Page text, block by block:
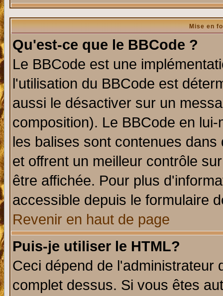
Mise en
Qu'est-ce que le BBCode ?
Le BBCode est une
l'utilisation du BBCode est
aussi le désactiver sur un
composition). Le BBCode en
les balises sont contenues
et offrent un meilleur contrôle
être affichée. Pour plus
accessible depuis le formulaire
Revenir en haut de page
Puis-je utiliser le HTML?
Ceci dépend de l'administrateur
complet dessus. Si vous êtes